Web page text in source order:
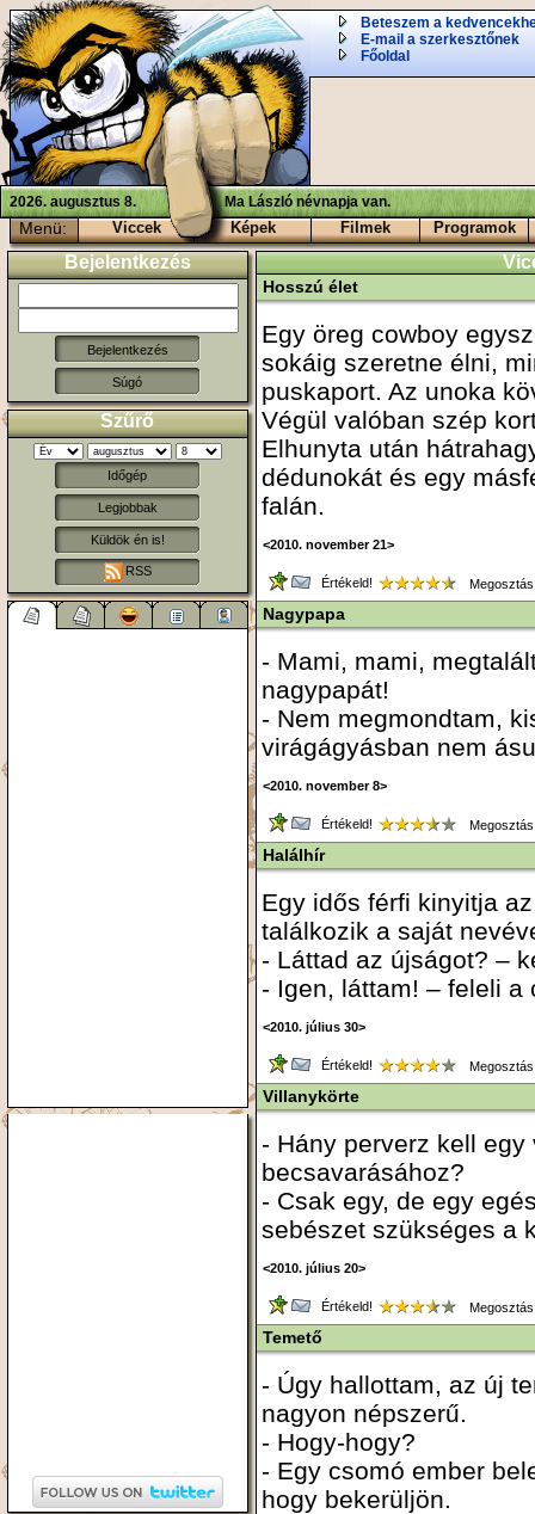
Beteszem a
E-mail a szerkesztőnek
Főoldal
2026. augusztus 8. Ma László névnapja van.
Menü: Viccek Képek Filmek Programok
Bejelentkezés
Súgó
Szűrő
Időgép
Legjobbak
Küldök én is!
RSS
Hosszú élet
Egy öreg cowboy
sokáig szeretne élni,
puskaport. Az unoka
Végül valóban szép
Elhunyta után
dédunokát és egy
falán.
<2010. november 21>
Értékeld!
Nagypapa
- Mami, mami,
nagypapát!
- Nem megmondtam,
virágágyásban nem
<2010. november 8>
Értékeld!
Halálhír
Egy idős férfi kinyitja
találkozik a saját
- Láttad az újságot? –
- Igen, láttam! – feleli
<2010. július 30>
Értékeld!
Villanykörte
- Hány perverz kell egy
becsavarásához?
- Csak egy, de egy
sebészet szükséges a
<2010. július 20>
Értékeld!
Temető
- Úgy hallottam, az új
nagyon népszerű.
- Hogy-hogy?
- Egy csomó ember
hogy bekerüljön.